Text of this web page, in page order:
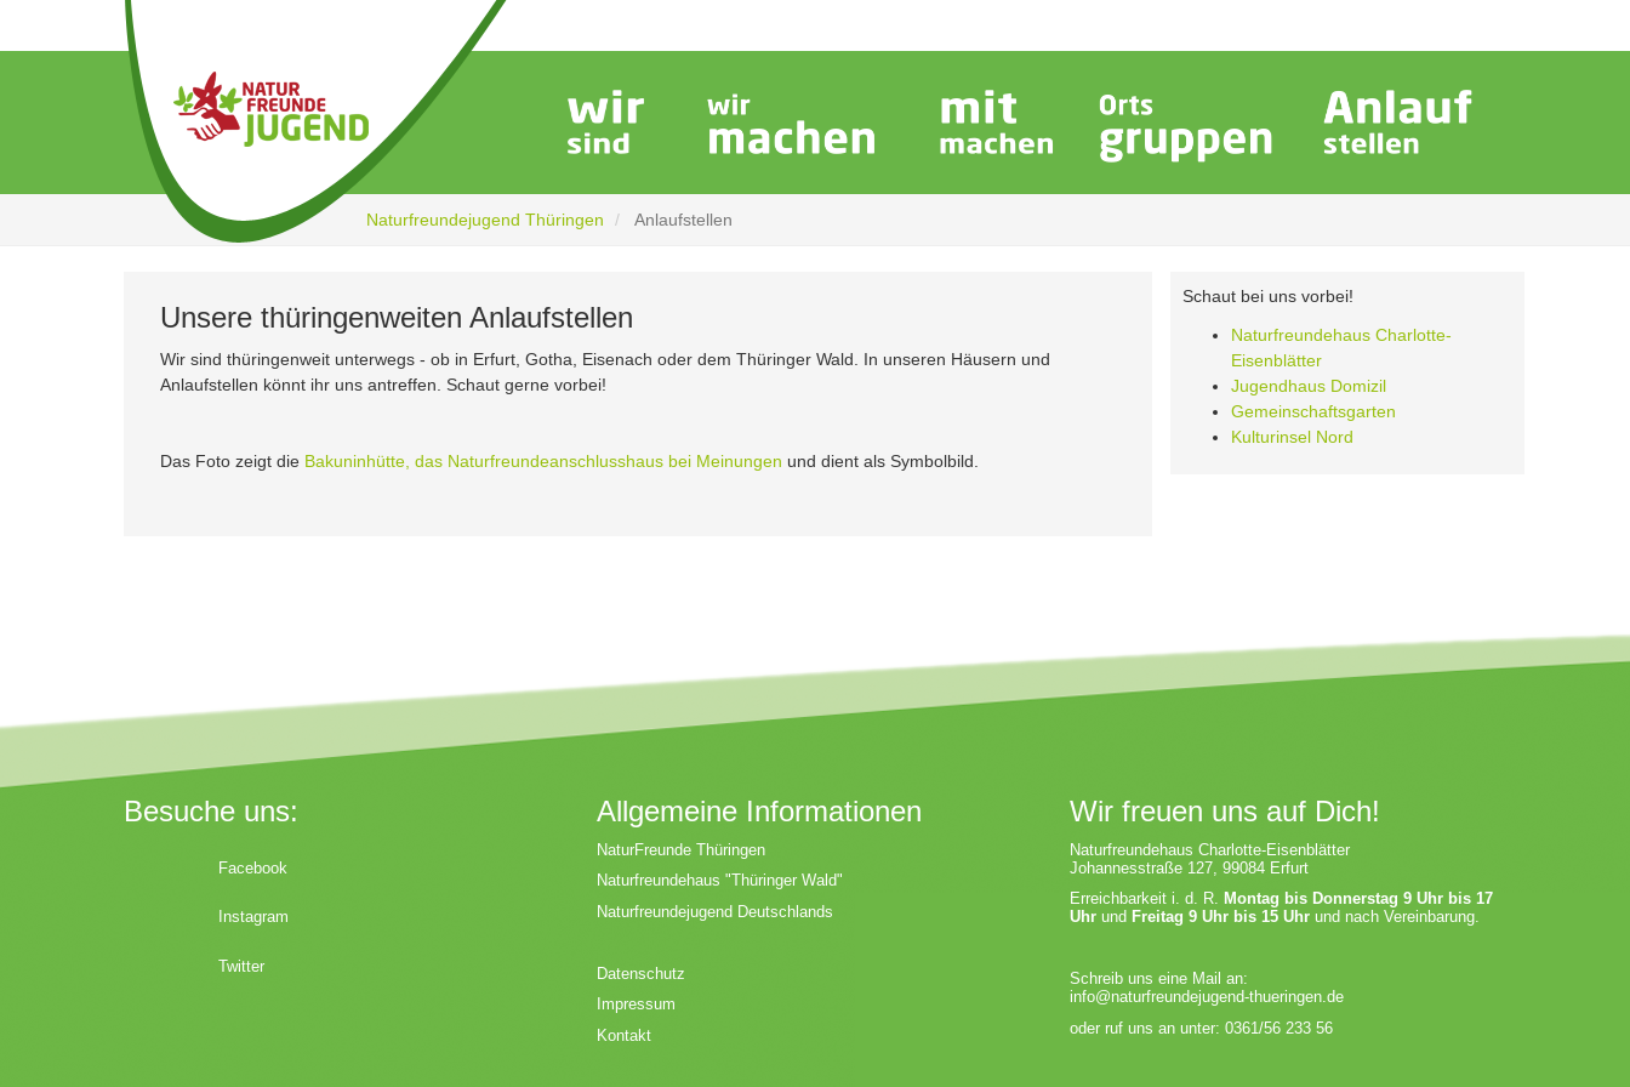
Naturfreundejugend Thüringen Anlaufstellen
Unsere thüringenweiten Anlaufstellen
Wir sind thüringenweit unterwegs - ob in Erfurt, Gotha, Eisenach oder dem Thüringer Wald. In unseren Häusern und
Anlaufstellen könnt ihr uns antreffen. Schaut gerne vorbei!
Das Foto zeigt die Bakuninhütte, das Naturfreundeanschlusshaus bei Meinungen und dient als Symbolbild.
Schaut bei uns vorbei!
Naturfreundehaus Charlotte-
Eisenblätter
Jugendhaus Domizil
Gemeinschaftsgarten
Kulturinsel Nord
Besuche uns:
Facebook
Instagram
Twitter
Allgemeine Informationen
NaturFreunde Thüringen
Naturfreundehaus "Thüringer Wald"
Naturfreundejugend Deutschlands
Datenschutz
Impressum
Kontakt
Wir freuen uns auf Dich!
Naturfreundehaus Charlotte-Eisenblätter
Johannesstraße 127, 99084 Erfurt
Erreichbarkeit i. d. R. Montag bis Donnerstag 9 Uhr bis 17
Uhr und Freitag 9 Uhr bis 15 Uhr und nach Vereinbarung.
Schreib uns eine Mail an:
info@naturfreundejugend-thueringen.de
oder ruf uns an unter: 0361/56 233 56